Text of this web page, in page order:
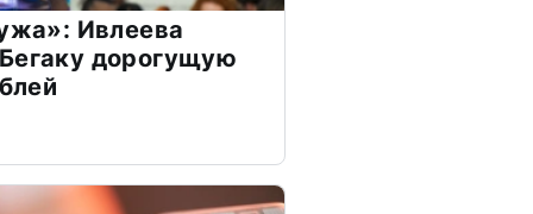
Ивлеева
дорогущую